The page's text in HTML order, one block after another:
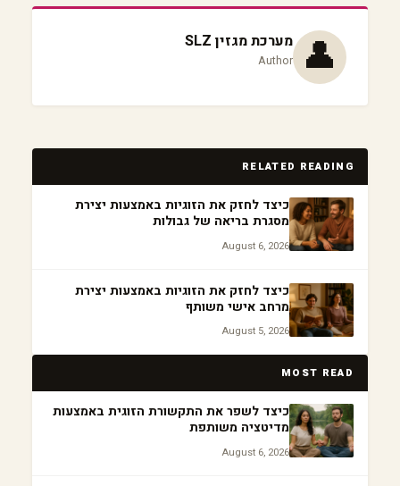
👤 מערכת מגזין SLZ
Author
RELATED READING
כיצד לחזק את הזוגיות באמצעות יצירת
מסגרת בריאה של גבולות
August 6, 2026
כיצד לחזק את הזוגיות באמצעות יצירת
מרחב אישי משותף
August 5, 2026
MOST READ
כיצד לשפר את התקשורת הזוגית באמצעות
מדיטציה משותפת
August 6, 2026